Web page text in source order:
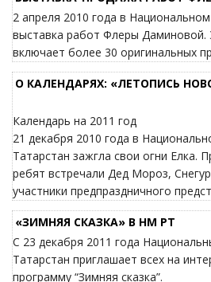
2 апреля 2010 года в
выставка работ Флеры Даминовой.
включает более 30 оригинальных
О КАЛЕНДАРЯХ: «ЛЕТОПИСЬ
Календарь на 2011 год
21 декабря 2010 года в
Татарстан зажгла свои огни Елка.
ребят встречали Дед Мороз,
участники предпраздничного
«ЗИМНЯЯ СКАЗКА» В НМ РТ
С 23 декабря 2011 года
Татарстан приглашает всех на
программу “Зимняя сказка”.